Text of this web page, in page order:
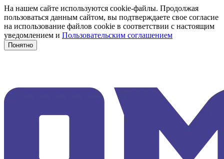
На нашем сайте используются cookie-файлы. Продолжая
пользоваться данным сайтом, вы подтверждаете свое согласие
на использование файлов cookie в соответствии с настоящим
уведомлением и Пользовательским соглашением
Понятно